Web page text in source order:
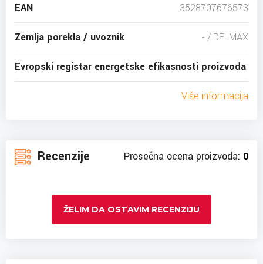
EAN 3528707676573
Zemlja porekla / uvoznik - / DELMAX
Evropski registar energetske efikasnosti proizvoda
Više informacija
Recenzije Prosečna ocena proizvoda: 0
ŽELIM DA OSTAVIM RECENZIJU